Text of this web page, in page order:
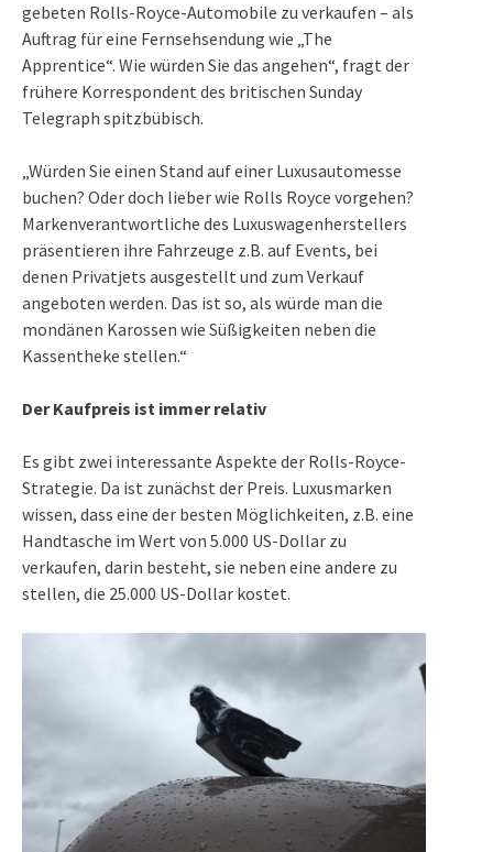
gebeten Rolls-Royce-Automobile zu verkaufen – als
Auftrag für eine Fernsehsendung wie „The
Apprentice“. Wie würden Sie das angehen“, fragt der
frühere Korrespondent des britischen Sunday
Telegraph spitzbübisch.
„Würden Sie einen Stand auf einer Luxusautomesse
buchen? Oder doch lieber wie Rolls Royce vorgehen?
Markenverantwortliche des Luxuswagenherstellers
präsentieren ihre Fahrzeuge z.B. auf Events, bei
denen Privatjets ausgestellt und zum Verkauf
angeboten werden. Das ist so, als würde man die
mondänen Karossen wie Süßigkeiten neben die
Kassentheke stellen.“
Der Kaufpreis ist immer relativ
Es gibt zwei interessante Aspekte der Rolls-Royce-
Strategie. Da ist zunächst der Preis. Luxusmarken
wissen, dass eine der besten Möglichkeiten, z.B. eine
Handtasche im Wert von 5.000 US-Dollar zu
verkaufen, darin besteht, sie neben eine andere zu
stellen, die 25.000 US-Dollar kostet.